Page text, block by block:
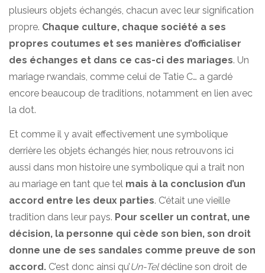
plusieurs objets échangés, chacun avec leur signification
propre. Chaque culture, chaque société a ses
propres coutumes et ses manières d’officialiser
des échanges et dans ce cas-ci des mariages. Un
mariage rwandais, comme celui de Tatie C… a gardé
encore beaucoup de traditions, notamment en lien avec
la dot.
Et comme il y avait effectivement une symbolique
derrière les objets échangés hier, nous retrouvons ici
aussi dans mon histoire une symbolique qui a trait non
au mariage en tant que tel mais à la conclusion d’un
accord entre les deux parties. C’était une vieille
tradition dans leur pays. Pour sceller un contrat, une
décision, la personne qui cède son bien, son droit
donne une de ses sandales comme preuve de son
accord. C’est donc ainsi qu’Un-Teldécline son droit de